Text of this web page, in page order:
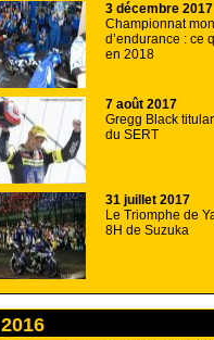
3 décembre 2017
Championnat
d’endurance : ce
en 2018
7 août 2017
Gregg Black
du SERT
31 juillet 2017
Le Triomphe de
8H de Suzuka
2016